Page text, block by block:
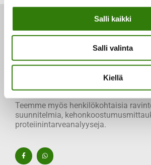
Salli kaikki
Salli valinta
Kiellä
Kilotveks.fi
Herbalife-tuotteet netistä. Kilotveks.fi
painonhallintaan kuin
liittyviä palveluita ja tuotteita yli 20
kokemuksella.
Teemme myös henkilökohtaisia
suunnitelmia,
proteiinintarveanalyyseja.